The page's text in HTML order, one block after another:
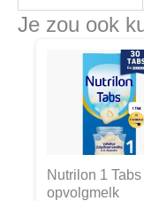
Je zou ook
Nutrilon 1
opvolgmelk